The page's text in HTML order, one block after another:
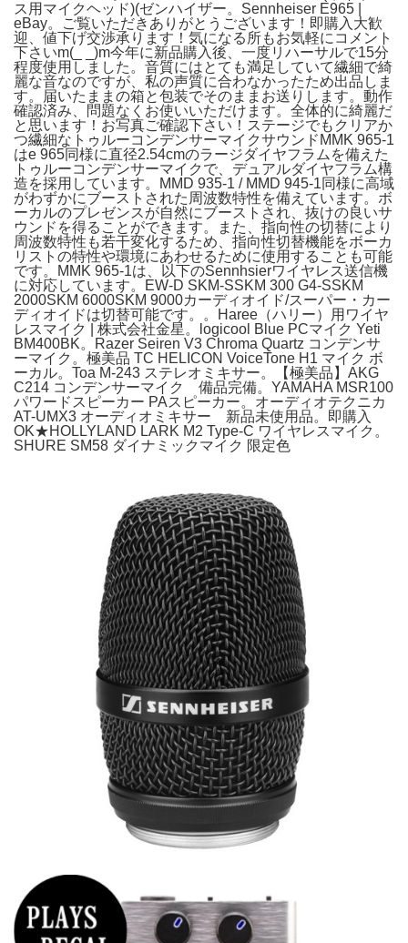
ス用マイクヘッド)(ゼンハイザー。Sennheiser E965 |
eBay。ご覧いただきありがとうございます！即購入大歓
迎、値下げ交渉承ります！気になる所もお気軽にコメント
下さいm(_ _)m今年に新品購入後、一度リハーサルで15分
程度使用しました。音質にはとても満足していて繊細で綺
麗な音なのですが、私の声質に合わなかったため出品しま
す。届いたままの箱と包装でそのままお送りします。動作
確認済み、問題なくお使いいただけます。全体的に綺麗だ
と思います！お写真ご確認下さい！ステージでもクリアか
つ繊細なトゥルーコンデンサーマイクサウンドMMK 965-1
はe 965同様に直径2.54cmのラージダイヤフラムを備えた
トゥルーコンデンサーマイクで、デュアルダイヤフラム構
造を採用しています。MMD 935-1 / MMD 945-1同様に高域
がわずかにブーストされた周波数特性を備えています。ボ
ーカルのプレゼンスが自然にブーストされ、抜けの良いサ
ウンドを得ることができます。また、指向性の切替により
周波数特性も若干変化するため、指向性切替機能をボーカ
リストの特性や環境にあわせるために使用することも可能
です。MMK 965-1は、以下のSennhsierワイヤレス送信機
に対応しています。EW-D SKM-SSKM 300 G4-SSKM
2000SKM 6000SKM 9000カーディオイド/スーパー・カー
ディオイドは切替可能です。。Haree（ハリー）用ワイヤ
レスマイク | 株式会社金星。logicool Blue PCマイク Yeti
BM400BK。Razer Seiren V3 Chroma Quartz コンデンサ
ーマイク。極美品 TC HELICON VoiceTone H1 マイク ボ
ーカル。Toa M-243 ステレオミキサー。【極美品】AKG
C214 コンデンサーマイク 備品完備。YAMAHA MSR100
パワードスピーカー PAスピーカー。オーディオテクニカ
AT-UMX3 オーディオミキサー 新品未使用品。即購入
OK★HOLLYLAND LARK M2 Type-C ワイヤレスマイク。
SHURE SM58 ダイナミックマイク 限定色